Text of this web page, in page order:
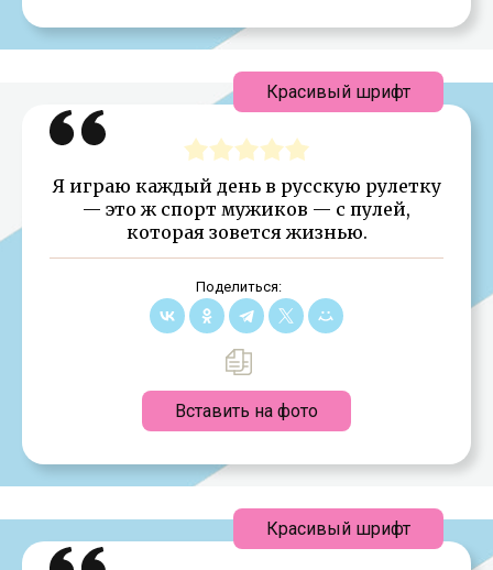
Я играю каждый день в русскую рулетку
— это ж спорт мужиков — с пулей,
которая зовется жизнью.
Поделиться:
Вставить на фото
Красивый шрифт
Красивый шрифт